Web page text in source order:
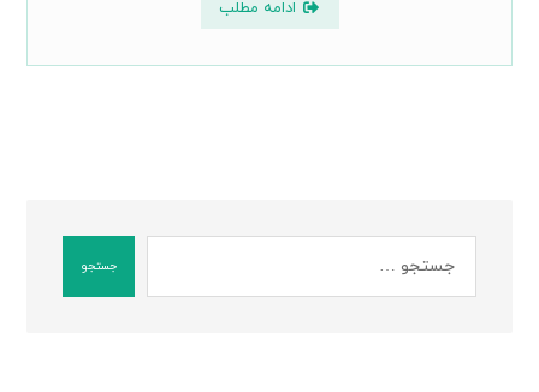
ادامه مطلب
جستجو